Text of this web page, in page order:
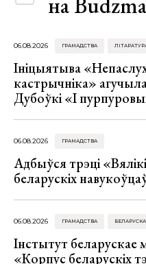
06.08.2026 ГРАМАДСТВА
Ініцыятыва
кастрычніка»
Дубоўкі «І
06.08.2026 ГРАМАДСТВА
Адбыўся трэці
беларускіх
06.08.2026 ГРАМАДСТВА
Інстытут беларускае
«Корпус беларускіх